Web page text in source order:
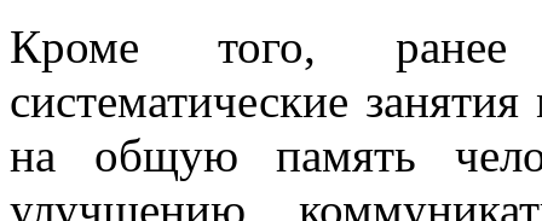
Кроме того, ранее
систематические
на общую память
улучшению